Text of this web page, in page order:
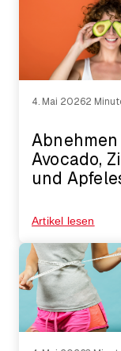
4. Mai 20262
Avocado,
und
Artikel lesen